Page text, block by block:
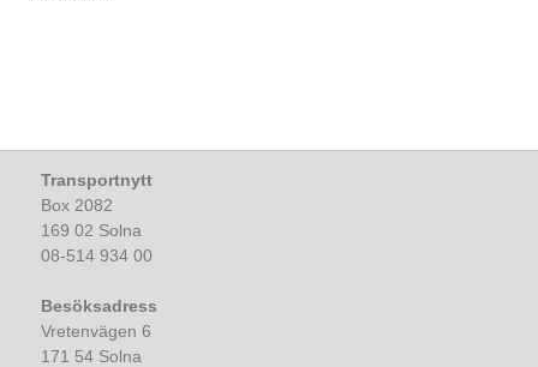
Transportnytt
Box 2082
169 02 Solna
08-514 934 00
Besöksadress
Vretenvägen 6
171 54 Solna